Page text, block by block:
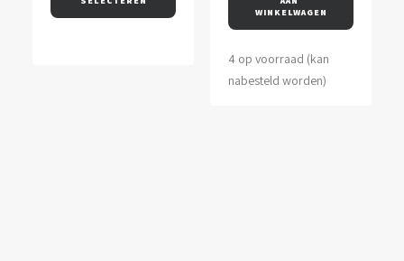
WINKELWAGEN
4 op voorraad (kan
nabesteld worden)